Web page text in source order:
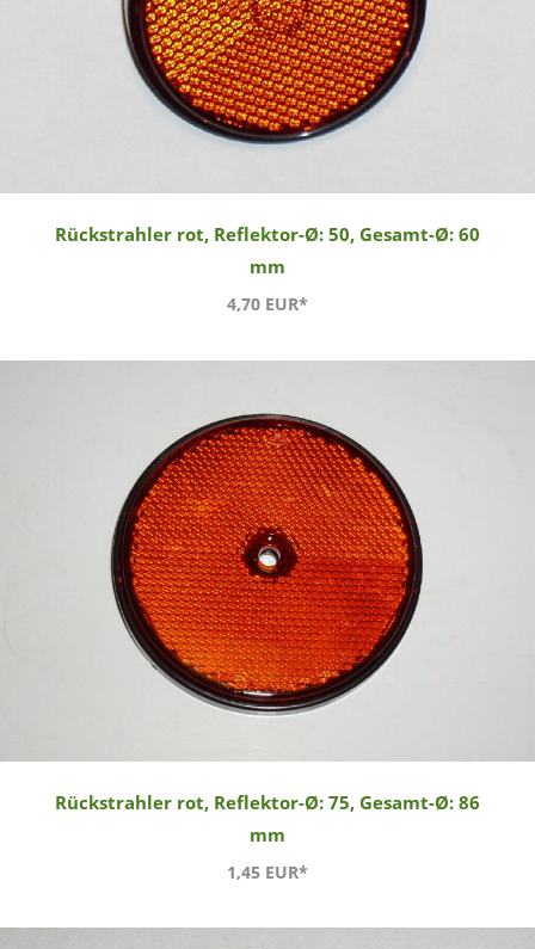
Rückstrahler rot, Reflektor-Ø: 50, Gesamt-Ø: 60
mm
4,70 EUR*
Rückstrahler rot, Reflektor-Ø: 75, Gesamt-Ø: 86
mm
1,45 EUR*